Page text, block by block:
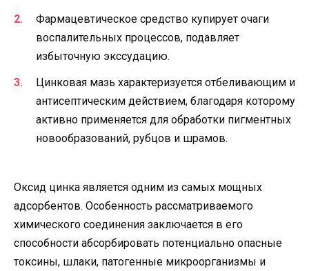
Фармацевтическое средство купирует очаги
воспалительных процессов, подавляет
избыточную экссудацию.
Цинковая мазь характеризуется отбеливающим и
антисептическим действием, благодаря которому
активно применяется для обработки пигментных
новообразований, рубцов и шрамов.
Оксид цинка является одним из самых мощных
адсорбентов. Особенность рассматриваемого
химического соединения заключается в его
способности абсорбировать потенциально опасные
токсины, шлаки, патогенные микроорганизмы и